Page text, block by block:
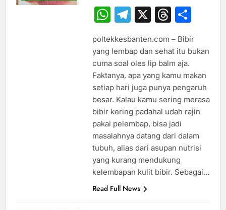
WhatsApp
Telegram
X
poltekkesbanten.com – Bibir
yang lembap dan sehat itu bukan
cuma soal oles lip balm aja.
Faktanya, apa yang kamu makan
setiap hari juga punya pengaruh
besar. Kalau kamu sering merasa
bibir kering padahal udah rajin
pakai pelembap, bisa jadi
masalahnya datang dari dalam
tubuh, alias dari asupan nutrisi
yang kurang mendukung
kelembapan kulit bibir. Sebagai…
Read Full News